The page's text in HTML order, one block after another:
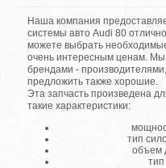
Наша компания
системы авто Audi 80
можете выбрать
очень интересным ценам. Мы
брендами -
предложить также хорошие.
Эта запчасть произведена
такие характеристики:
тип
объем